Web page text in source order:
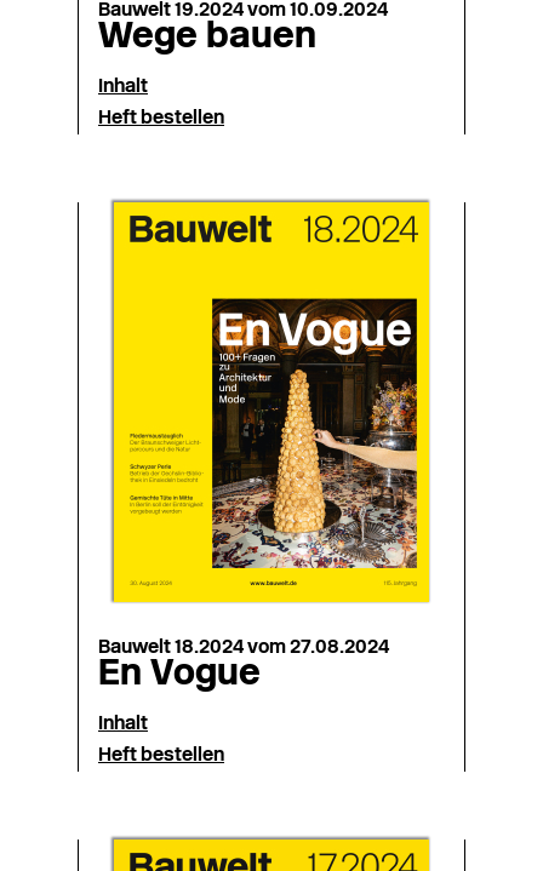
Bauwelt 19.2024 vom 10.09.2024
Wege bauen
Inhalt
Heft bestellen
Bauwelt 18.2024 vom 27.08.2024
En Vogue
Inhalt
Heft bestellen